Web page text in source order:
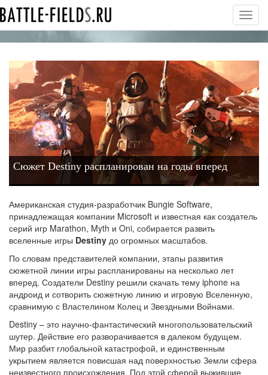
Сюжет Destiny распланирован на годы вперед
Американская студия-разработчик Bungie Software,
принадлежащая компании Microsoft и известная как создатель
серий игр Marathon, Myth и Oni, собирается развить
вселенные игры Destiny до огромных масштабов.
По словам представителей компании, этапы развития
сюжетной линии игры распланированы на несколько лет
вперед. Создатели Destiny решили скачать тему iphone на
андроид и сотворить сюжетную линию и игровую Вселенную,
сравнимую с Властелином Колец и Звездными Войнами.
Destiny – это научно-фантастический многопользовательский
шутер. Действие его разворачивается в далеком будущем.
Мир разбит глобальной катастрофой, и единственным
укрытием является повисшая над поверхностью Земли сфера
неизвестного происхождения. Под этой сферой выжившие